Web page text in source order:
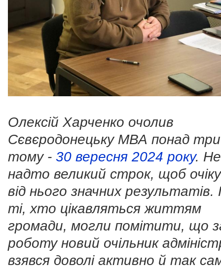
Олексій Харченко очолив
Сєвєродонецьку МВА понад три
тому - 30 вересня 2024 року. Не
надто великий строк, щоб
від нього значних
ті, хто цікавляться життям
громади, могли помітити, що
роботу новий очільник
взявся доволі активно й так